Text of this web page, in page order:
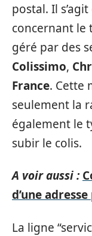
postal. Il
concernant le
géré par des
Colissimo,
France. Cette
seulement la
également le
subir le colis.
A voir aussi :
d’une
La ligne